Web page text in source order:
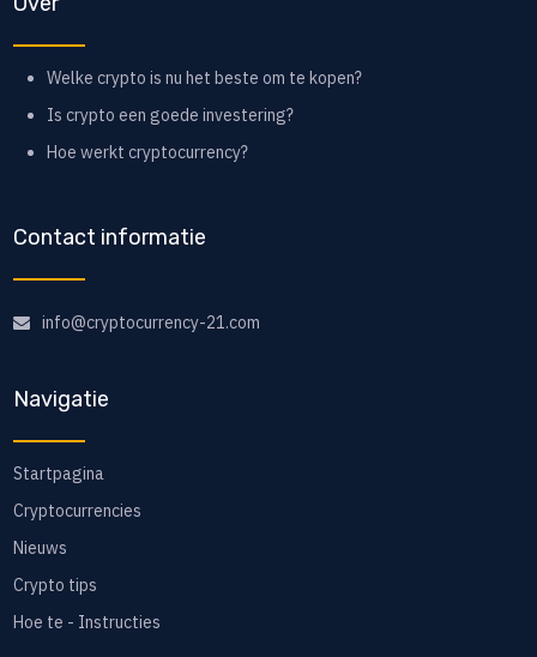
Welke crypto is nu het beste om te kopen?
Is crypto een goede investering?
Hoe werkt cryptocurrency?
Contact informatie
info@cryptocurrency-21.com
Navigatie
Startpagina
Cryptocurrencies
Nieuws
Crypto tips
Hoe te - Instructies